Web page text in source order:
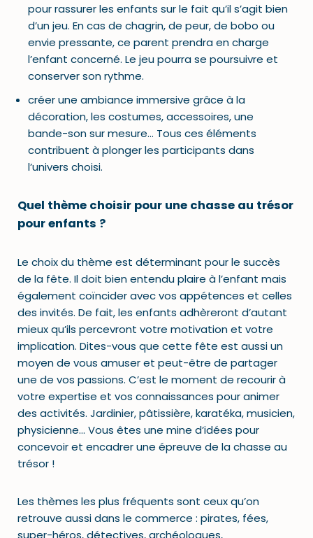
pour rassurer les enfants sur le fait qu’il s’agit bien
d’un jeu. En cas de chagrin, de peur, de bobo ou
envie pressante, ce parent prendra en charge
l’enfant concerné. Le jeu pourra se poursuivre et
conserver son rythme.
créer une ambiance immersive grâce à la
décoration, les costumes, accessoires, une
bande-son sur mesure… Tous ces éléments
contribuent à plonger les participants dans
l’univers choisi.
Quel thème choisir pour une chasse au trésor
pour enfants ?
Le choix du thème est déterminant pour le succès
de la fête. Il doit bien entendu plaire à l’enfant mais
également coïncider avec vos appétences et celles
des invités. De fait, les enfants adhèreront d’autant
mieux qu’ils percevront votre motivation et votre
implication. Dites-vous que cette fête est aussi un
moyen de vous amuser et peut-être de partager
une de vos passions. C’est le moment de recourir à
votre expertise et vos connaissances pour animer
des activités. Jardinier, pâtissière, karatéka, musicien,
physicienne… Vous êtes une mine d’idées pour
concevoir et encadrer une épreuve de la chasse au
trésor !
Les thèmes les plus fréquents sont ceux qu’on
retrouve aussi dans le commerce : pirates, fées,
super-héros, détectives, archéologues,